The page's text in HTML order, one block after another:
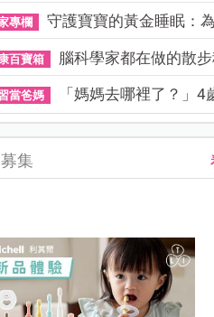
專欄 守護寶寶的黃金睡眠：
百寶箱 腦科學家都在做的散步秘
當爸媽 「媽媽去哪裡了？」4歲孩
集